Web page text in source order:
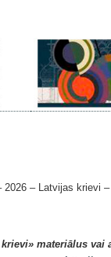
– Latvijas krievi –
materiālus